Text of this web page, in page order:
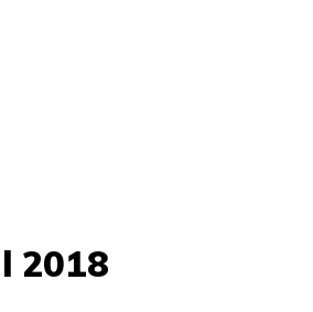
2018